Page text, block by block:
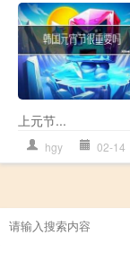
上元节...
hgy 02-14